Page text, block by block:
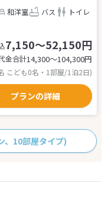
和洋室 バス
トイレ
7,150～52,150円
金合計14,300〜104,300円
こども0名・1部屋/1泊2日)
プランの詳細
、10部屋タイプ)